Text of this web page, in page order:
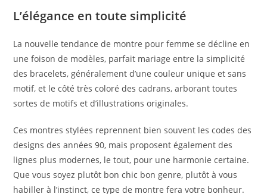
L’élégance en toute simplicité
La nouvelle tendance de montre pour femme se décline en
une foison de modèles, parfait mariage entre la simplicité
des bracelets, généralement d’une couleur unique et sans
motif, et le côté très coloré des cadrans, arborant toutes
sortes de motifs et d’illustrations originales.
Ces montres stylées reprennent bien souvent les codes des
designs des années 90, mais proposent également des
lignes plus modernes, le tout, pour une harmonie certaine.
Que vous soyez plutôt bon chic bon genre, plutôt à vous
habiller à l’instinct, ce type de montre fera votre bonheur.